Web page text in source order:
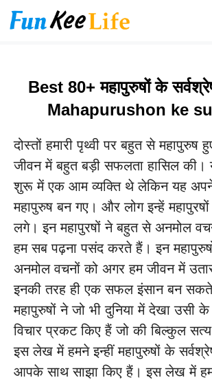
Skip
to
Best 80+ महापुरुषों के
Mahapurushon ke
दोस्तों हमारी पृथ्वी पर बहुत से महापुरुष
जीवन में बहुत बड़ी सफलता हासिल की।
शुरू में एक आम व्यक्ति थे लेकिन यह
महापुरुष बन गए। और लोग इन्हें
लगे। इन महापुरषों ने बहुत से अनमोल
हम सब पढ़ना पसंद करते हैं। इन महापुरुषों
अनमोल वचनों को अगर हम जीवन में
इनकी तरह ही एक सफल इंसान बन
महापुरुषों ने जो भी दुनिया में देखा उसी
विचार प्रकट किए हैं जो की बिल्कुल
इस लेख में हमने इन्हीं महापुरुषों के
आपके साथ साझा किए हैं। इस लेख में